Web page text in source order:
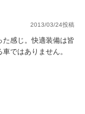
2013/03/24投稿
感じ。快適装備は皆
ではありません。